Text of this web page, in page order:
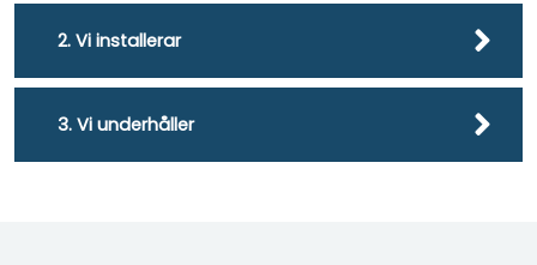
2. Vi installerar
3. Vi underhåller